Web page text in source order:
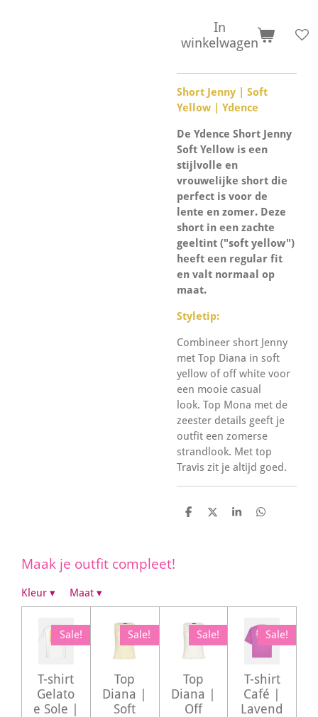
In
winkelwagen
Short Jenny | Soft
Yellow | Ydence
De Ydence Short Jenny
Soft Yellow is een
stijlvolle en
vrouwelijke short die
perfect is voor de
lente en zomer. Deze
short in een zachte
geeltint ("soft yellow")
heeft een regular fit
en valt normaal op
maat.
Styletip:
Combineer short Jenny
met Top Diana in soft
yellow of off white voor
een mooie casual
look. Top Mona met de
zeester details geeft je
outfit een zomerse
strandlook. Met top
Travis zit je altijd goed.
D
D
S
D
Maak je outfit compleet!
Kleur ▾ Maat ▾
Sale!
T-shirt
Gelato
e Sole |
Sale!
Top
Diana |
Soft
Sale!
Top
Diana |
Off
Sale!
T-shirt
Café |
Lavend